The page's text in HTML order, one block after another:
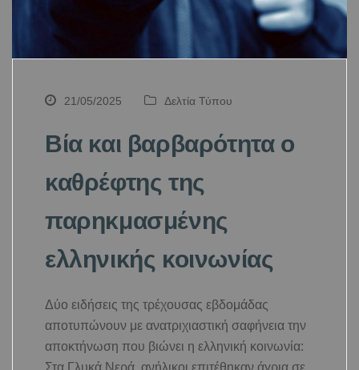
21/05/2025 Δελτία Τύπου
Βία και βαρβαρότητα ο
καθρέφτης της
παρηκμασμένης
ελληνικής κοινωνίας
Δύο ειδήσεις της τρέχουσας εβδομάδας
αποτυπώνουν με ανατριχιαστική σαφήνεια την
αποκτήνωση που βιώνει η ελληνική κοινωνία:
Στα Γλυκά Νερά, ανήλικοι επιτέθηκαν άγρια σε